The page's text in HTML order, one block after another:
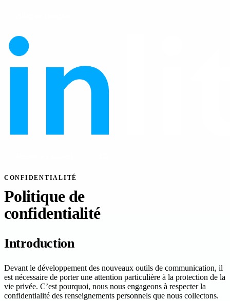
CONFIDENTIALITÉ
Politique de
confidentialité
Introduction
Devant le développement des nouveaux outils de communication, il
est nécessaire de porter une attention particulière à la protection de la
vie privée. C’est pourquoi, nous nous engageons à respecter la
confidentialité des renseignements personnels que nous collectons.